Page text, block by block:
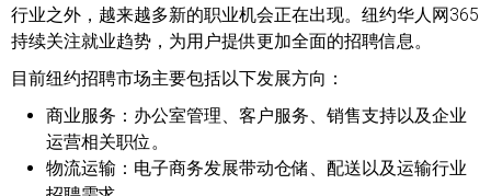
行业之外，越来越多新的职业机会正在出现。纽约华人网365
持续关注就业趋势，为用户提供更加全面的招聘信息。
目前纽约招聘市场主要包括以下发展方向：
商业服务： 办公室管理、客户服务、销售支持以及企业
运营相关职位。
物流运输： 电子商务发展带动仓储、配送以及运输行业